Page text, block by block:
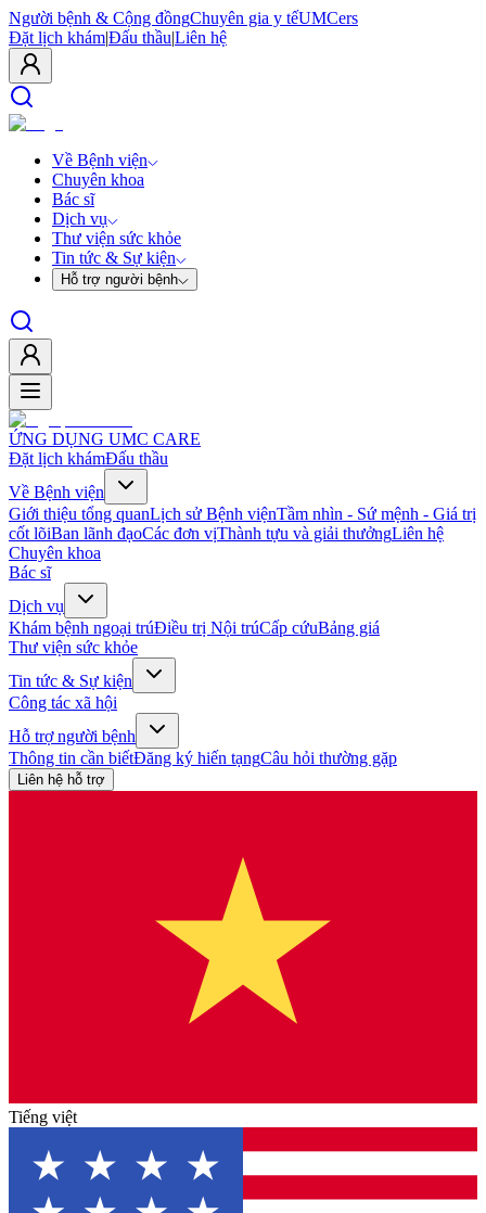
Người bệnh & Cộng đồngChuyên gia y tếUMCers
Đặt lịch khám|Đấu thầu|Liên hệ
Về Bệnh viện
Chuyên khoa
Bác sĩ
Dịch vụ
Thư viện sức khỏe
Tin tức & Sự kiện
Hỗ trợ người bệnh
ỨNG DỤNG UMC CARE
Đặt lịch khámĐấu thầu
Về Bệnh viện
Giới thiệu tổng quanLịch sử Bệnh việnTầm nhìn - Sứ mệnh - Giá trị
cốt lõiBan lãnh đạoCác đơn vịThành tựu và giải thưởngLiên hệ
Chuyên khoa
Bác sĩ
Dịch vụ
Khám bệnh ngoại trúĐiều trị Nội trúCấp cứuBảng giá
Thư viện sức khỏe
Tin tức & Sự kiện
Công tác xã hội
Hỗ trợ người bệnh
Thông tin cần biếtĐăng ký hiến tạngCâu hỏi thường gặp
Liên hệ hỗ trợ
Tiếng việt